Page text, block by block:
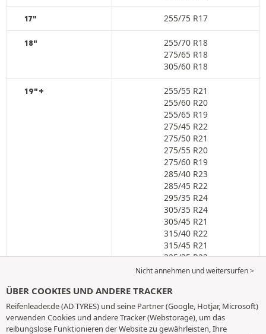
17" 255/75 R17
18"
255/70 R18
275/65 R18
305/60 R18
19"+
255/55 R21
255/60 R20
255/65 R19
275/45 R22
275/50 R21
275/55 R20
275/60 R19
285/40 R23
285/45 R22
295/35 R24
305/35 R24
305/45 R21
315/40 R22
315/45 R21
325/35 R23
325/40 R22
BEWERTUNGEN
3 Kundenbewertungen
Nicht annehmen und weitersurfen >
ÜBER COOKIES UND ANDERE TRACKER
Reifenleader.de (AD TYRES) und seine Partner (Google, Hotjar, Microsoft)
verwenden Cookies und andere Tracker (Webstorage), um das
reibungslose Funktionieren der Website zu gewährleisten, Ihre